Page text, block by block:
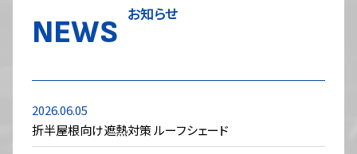
NEWS
お知らせ
2026.06.05
折半屋根向け遮熱対策 ルーフシェード